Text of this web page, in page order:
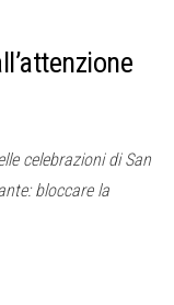
celebrazioni di San
bloccare la